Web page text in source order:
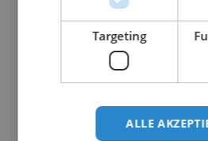
Targeting
ALLE